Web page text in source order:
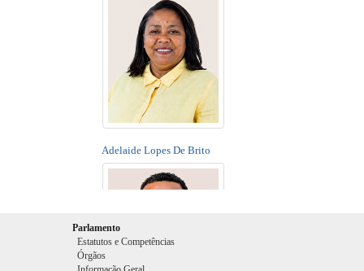
Adelaide Lopes De Brito
Parlamento
Estatutos e Competências
Órgãos